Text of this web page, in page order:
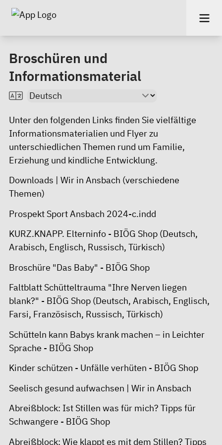
Broschüren und
Informationsmaterial
Unter den folgenden Links finden Sie vielfältige
Informationsmaterialien und Flyer zu
unterschiedlichen Themen rund um Familie,
Erziehung und kindliche Entwicklung.
Downloads | Wir in Ansbach (verschiedene
Themen)
Prospekt Sport Ansbach 2024-c.indd
KURZ.KNAPP. Elterninfo - BIÖG Shop (Deutsch,
Arabisch, Englisch, Russisch, Türkisch)
Broschüre "Das Baby" - BIÖG Shop
Faltblatt Schütteltrauma "Ihre Nerven liegen
blank?" - BIÖG Shop (Deutsch, Arabisch, Englisch,
Farsi, Französisch, Russisch, Türkisch)
Schütteln kann Babys krank machen – in Leichter
Sprache - BIÖG Shop
Kinder schützen - Unfälle verhüten - BIÖG Shop
Seelisch gesund aufwachsen | Wir in Ansbach
Abreißblock: Ist Stillen was für mich? Tipps für
Schwangere - BIÖG Shop
Abreißblock: Wie klappt es mit dem Stillen? Tipps